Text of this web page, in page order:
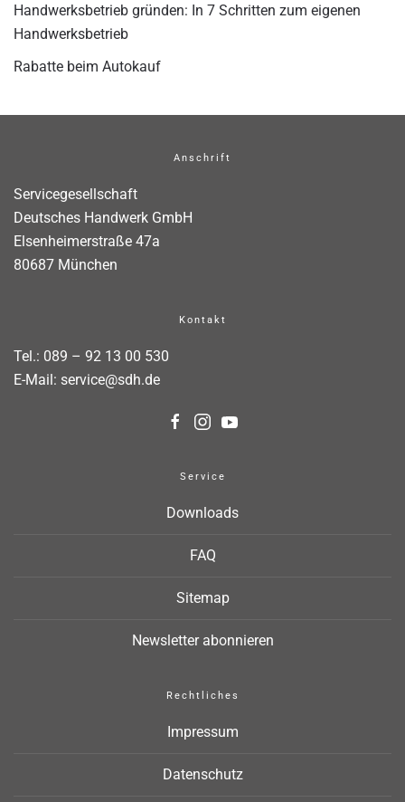
Handwerksbetrieb gründen: In 7 Schritten zum eigenen
Handwerksbetrieb
Rabatte beim Autokauf
Anschrift
Servicegesellschaft
Deutsches Handwerk GmbH
Elsenheimerstraße 47a
80687 München
Kontakt
Tel.: 089 – 92 13 00 530
E-Mail: service@sdh.de
Service
Downloads
FAQ
Sitemap
Newsletter abonnieren
Rechtliches
Impressum
Datenschutz